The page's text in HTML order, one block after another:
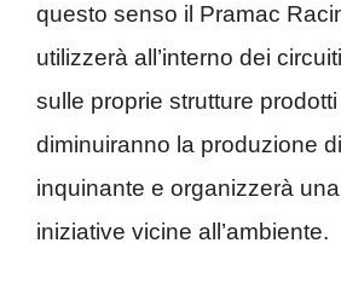
questo senso il Pramac
utilizzerà all’interno dei
sulle proprie strutture
diminuiranno la produzione
inquinante e organizzerà
iniziative vicine all’ambiente.